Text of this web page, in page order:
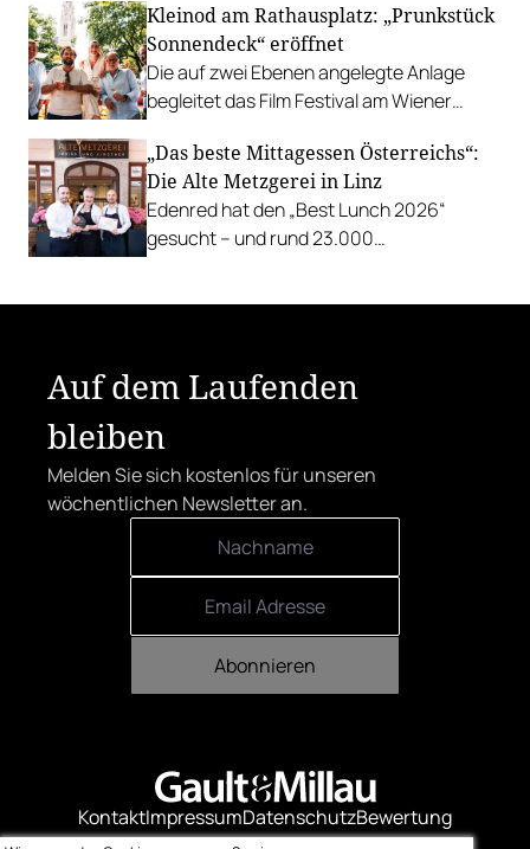
Richard Rauch kocht in der Riederalm
u.v.m.
Kleinod am Rathausplatz: „Prunkstück
Sonnendeck“ eröffnet
Die auf zwei Ebenen angelegte Anlage
begleitet das Film Festival am Wiener
mit Cocktails, Snacks und
Veranstaltungsprogramm.
„Das beste Mittagessen Österreichs“:
Die Alte Metzgerei in Linz
Edenred hat den „Best Lunch 2026“
gesucht – und rund 23.000
Auf dem Laufenden
bleiben
Melden Sie sich kostenlos für unseren
wöchentlichen Newsletter an.
Abonnieren
KontaktImpressumDatenschutzBewertung